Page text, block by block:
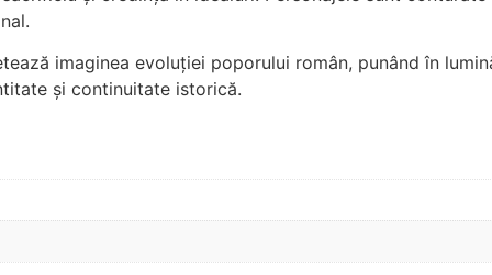
imaginea evoluției poporului român, punând în
și continuitate istorică.